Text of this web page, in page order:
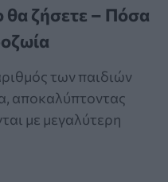
θα ζήσετε – Πόσα
των παιδιών
αποκαλύπτοντας
με μεγαλύτερη